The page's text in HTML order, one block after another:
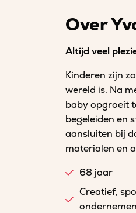
Over
Altijd veel
Kinderen zijn
wereld is. Na
baby opgroeit
begeleiden en
aansluiten bij
materialen en
68 jaar
Creatief,
ondernemen